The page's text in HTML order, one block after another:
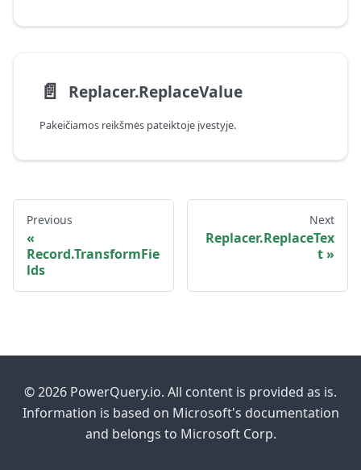
📄️ Replacer.ReplaceValue
Pakeičiamos reikšmės pateiktoje įvestyje.
Previous
Record.TransformFie
lds
Next
Replacer.ReplaceTex
t
© 2026 PowerQuery.io. All content is provided as is.
Information is based on Microsoft's documentation
and belongs to Microsoft Corp.